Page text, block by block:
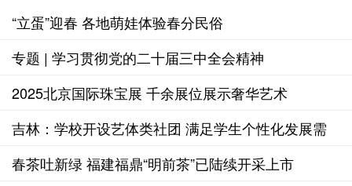
“立蛋”迎春 各地萌娃体验春分民俗
专题 | 学习贯彻党的二十届三中全会精神
2025北京国际珠宝展 千余展位展示奢华艺术
吉林：学校开设艺体类社团 满足学生个性化发展需
求
春茶吐新绿 福建福鼎“明前茶”已陆续开采上市